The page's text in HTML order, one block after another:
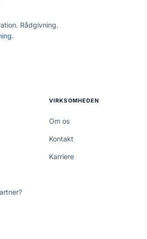
Rådgivning.
VIRKSOMHEDEN
Om os
Kontakt
Karriere